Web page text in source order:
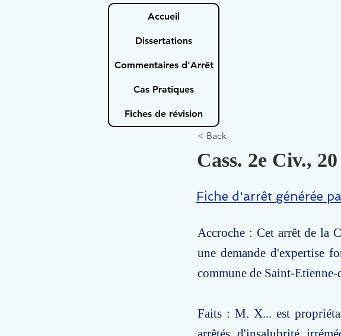
Accueil
Dissertations
Commentaires d'Arrêt
Cas Pratiques
Fiches de révision
< Back
Cass. 2e Civ.,
Fiche d'arrêt générée
Accroche : Cet arrêt de la
une demande d'expertise
commune de Saint-
Faits : M. X... est